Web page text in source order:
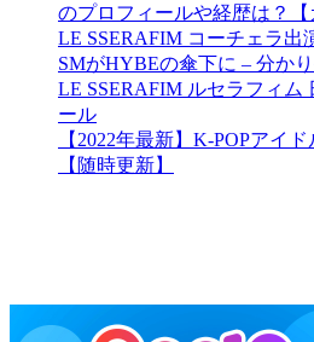
のプロフィールや経歴は？【
LE SSERAFIM コーチェラ出
SMがHYBEの傘下に – 分か
LE SSERAFIM ルセラフィム
ール
【2022年最新】K-POPアイ
【随時更新】